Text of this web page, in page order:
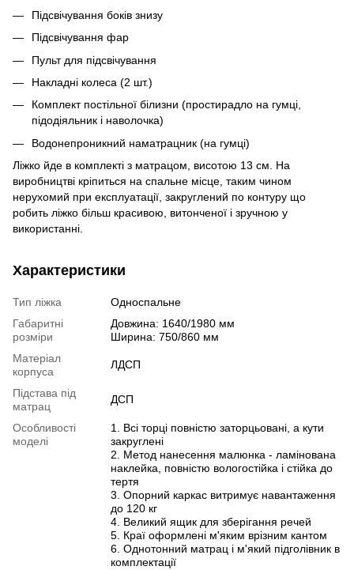
Підсвічування боків знизу
Підсвічування фар
Пульт для підсвічування
Накладні колеса (2 шт.)
Комплект постільної білизни (простирадло на гумці,
підодіяльник і наволочка)
Водонепроникний наматрацник (на гумці)
Ліжко йде в комплекті з матрацом, висотою 13 см. На
виробництві кріпиться на спальне місце, таким чином
нерухомий при експлуатації, закруглений по контуру що
робить ліжко більш красивою, витонченої і зручною у
використанні.
Характеристики
Тип ліжка
Односпальне
Габаритні
розміри
Довжина: 1640/1980 мм
Ширина: 750/860 мм
Матеріал
корпуса
ЛДСП
Підстава під
матрац
ДСП
Особливості
моделі
1. Всі торці повністю заторцьовані, а кути
закруглені
2. Метод нанесення малюнка - ламінована
наклейка, повністю вологостійка і стійка до
тертя
3. Опорний каркас витримує навантаження
до 120 кг
4. Великий ящик для зберігання речей
5. Краї оформлені м'яким врізним кантом
6. Однотонний матрац і м'який підголівник в
комплектації